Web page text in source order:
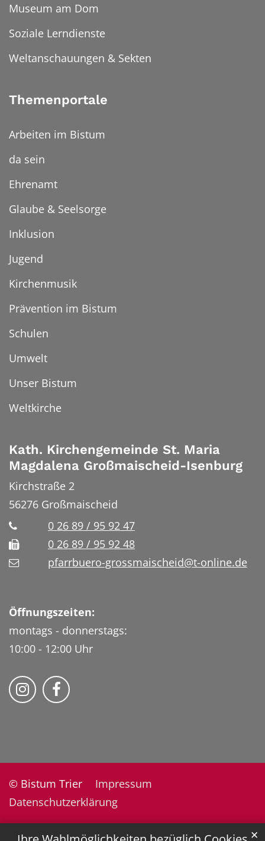
✕
Museum am Dom
Soziale Lerndienste
Weltanschauungen & Sekten
Themenportale
Arbeiten im Bistum
da sein
Ehrenamt
Glaube & Seelsorge
Inklusion
Jugend
Kirchenmusik
Prävention im Bistum
Schulen
Umwelt
Unser Bistum
Weltkirche
Kath. Kirchengemeinde St. Maria
Magdalena Großmaischeid-Isenburg
Kirchstraße 2
56276 Großmaischeid
0 26 89 / 95 92 47
0 26 89 / 95 92 48
pfarrbuero-grossmaischeid@t-online.de
Öffnungszeiten:
montags - donnerstags:
10:00 - 12:00 Uhr
Folge uns auf Instragram
Fogle uns auf Facebook
© Bistum Trier
Impressum
Datenschutzerklärung